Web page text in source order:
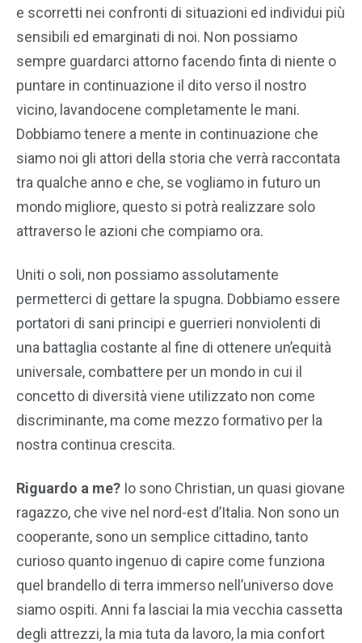
e scorretti nei confronti di situazioni ed individui più
sensibili ed emarginati di noi. Non possiamo
sempre guardarci attorno facendo finta di niente o
puntare in continuazione il dito verso il nostro
vicino, lavandocene completamente le mani.
Dobbiamo tenere a mente in continuazione che
siamo noi gli attori della storia che verrà raccontata
tra qualche anno e che, se vogliamo in futuro un
mondo migliore, questo si potrà realizzare solo
attraverso le azioni che compiamo ora.
Uniti o soli, non possiamo assolutamente
permetterci di gettare la spugna. Dobbiamo essere
portatori di sani principi e guerrieri nonviolenti di
una battaglia costante al fine di ottenere un’equità
universale, combattere per un mondo in cui il
concetto di diversità viene utilizzato non come
discriminante, ma come mezzo formativo per la
nostra continua crescita.
Riguardo a me? Io sono Christian, un quasi giovane
ragazzo, che vive nel nord-est d’Italia. Non sono un
cooperante, sono un semplice cittadino, tanto
curioso quanto ingenuo di capire come funziona
quel brandello di terra immerso nell’universo dove
siamo ospiti. Anni fa lasciai la mia vecchia cassetta
degli attrezzi, la mia tuta da lavoro, la mia confort